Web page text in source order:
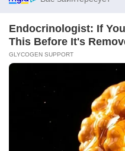
— Что сделаешь? —
переносицу. —
Андрея Михалыча
наследницы. Какая
— А он? — спросила
держать в себе